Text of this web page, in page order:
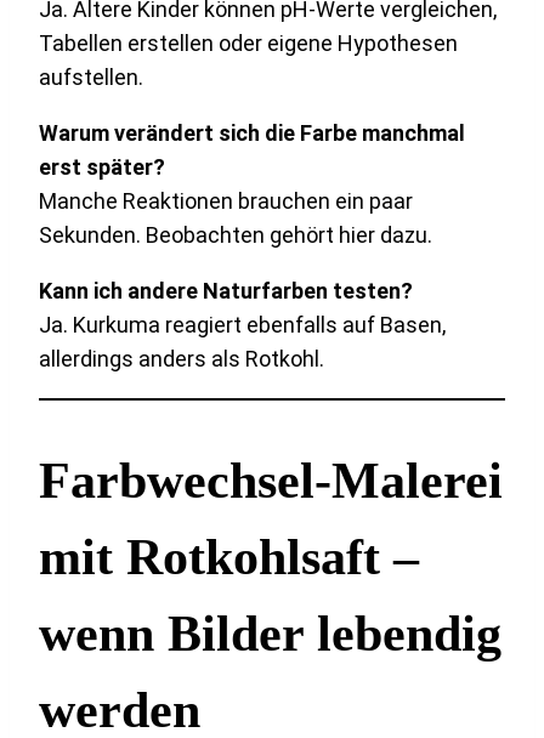
Ja. Ältere Kinder können pH-Werte vergleichen,
Tabellen erstellen oder eigene Hypothesen
aufstellen.
Warum verändert sich die Farbe manchmal
erst später?
Manche Reaktionen brauchen ein paar
Sekunden. Beobachten gehört hier dazu.
Kann ich andere Naturfarben testen?
Ja. Kurkuma reagiert ebenfalls auf Basen,
allerdings anders als Rotkohl.
Farbwechsel-Malerei
mit Rotkohlsaft –
wenn Bilder lebendig
werden